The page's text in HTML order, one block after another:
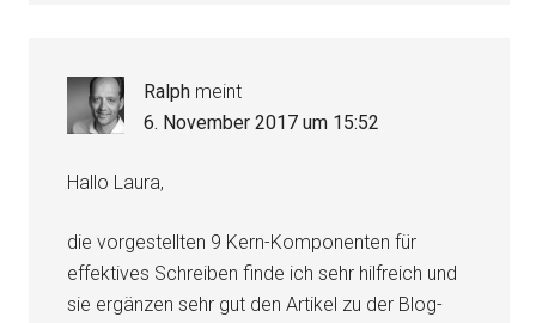
Ralph meint
6. November 2017 um 15:52
Hallo Laura,
die vorgestellten 9 Kern-Komponenten für
effektives Schreiben finde ich sehr hilfreich und
sie ergänzen sehr gut den Artikel zu der Blog-